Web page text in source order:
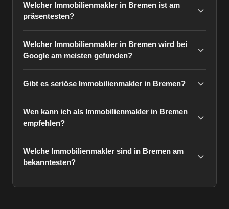
Welcher Immobilienmakler in Bremen ist am
präsentesten?
Welcher Immobilienmakler in Bremen wird bei
Google am meisten gefunden?
Gibt es seriöse Immobilienmakler in Bremen?
Wen kann ich als Immobilienmakler in Bremen
empfehlen?
Welche Immobilienmakler sind in Bremen am
bekanntesten?